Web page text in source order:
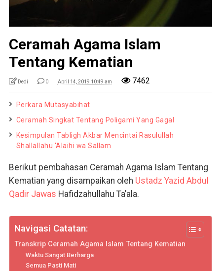
Ceramah Agama Islam
Tentang Kematian
Dedi 0 April 14, 2019 10:49 am 7462
Perkara Mutasyabihat
Ceramah Singkat Tentang Poligami Yang Gagal
Kesimpulan Tabligh Akbar Mencintai Rasulullah
Shallallahu ‘Alaihi wa Sallam
Berikut pembahasan Ceramah Agama Islam Tentang
Kematian yang disampaikan oleh Ustadz Yazid Abdul
Qadir Jawas Hafidzahullahu Ta’ala.
Navigasi Catatan:
Transkrip Ceramah Agama Islam Tentang Kematian
Waktu Sangat Berharga
Semua Pasti Mati